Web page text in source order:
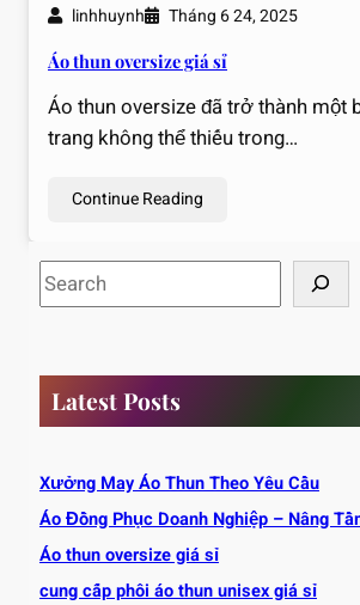
linhhuynh Tháng 6 24, 2025
Áo thun oversize giá sỉ
Áo thun oversize đã trở thành một
trang không thể thiếu trong…
Continue Reading
S
e
h
Latest Posts
Xưởng May Áo Thun Theo Yêu Cầu
Áo Đồng Phục Doanh Nghiệp – Nâng
Áo thun oversize giá sỉ
cung cấp phôi áo thun unisex giá sỉ